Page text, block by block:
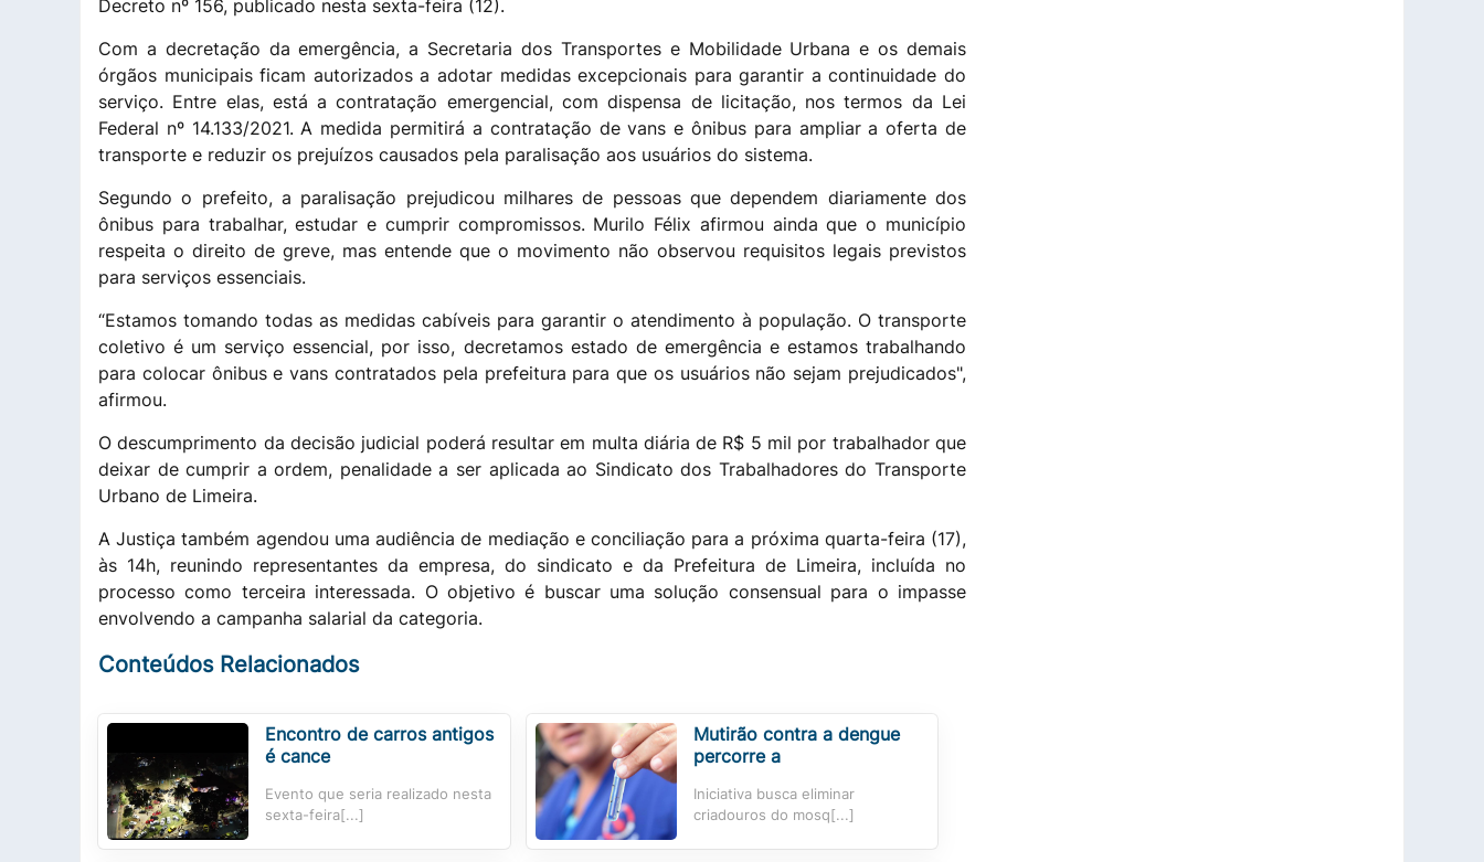
Decreto nº 156, publicado nesta sexta-feira (12).
Com a decretação da emergência, a Secretaria dos Transportes e Mobilidade Urbana e os demais
órgãos municipais ficam autorizados a adotar medidas excepcionais para garantir a continuidade do
serviço. Entre elas, está a contratação emergencial, com dispensa de licitação, nos termos da Lei
Federal nº 14.133/2021. A medida permitirá a contratação de vans e ônibus para ampliar a oferta de
transporte e reduzir os prejuízos causados pela paralisação aos usuários do sistema.
Segundo o prefeito, a paralisação prejudicou milhares de pessoas que dependem diariamente dos
ônibus para trabalhar, estudar e cumprir compromissos. Murilo Félix afirmou ainda que o município
respeita o direito de greve, mas entende que o movimento não observou requisitos legais previstos
para serviços essenciais.
“Estamos tomando todas as medidas cabíveis para garantir o atendimento à população. O transporte
coletivo é um serviço essencial, por isso, decretamos estado de emergência e estamos trabalhando
para colocar ônibus e vans contratados pela prefeitura para que os usuários não sejam prejudicados",
afirmou.
O descumprimento da decisão judicial poderá resultar em multa diária de R$ 5 mil por trabalhador que
deixar de cumprir a ordem, penalidade a ser aplicada ao Sindicato dos Trabalhadores do Transporte
Urbano de Limeira.
A Justiça também agendou uma audiência de mediação e conciliação para a próxima quarta-feira (17),
às 14h, reunindo representantes da empresa, do sindicato e da Prefeitura de Limeira, incluída no
processo como terceira interessada. O objetivo é buscar uma solução consensual para o impasse
envolvendo a campanha salarial da categoria.
Conteúdos Relacionados
Encontro de carros antigos
é cance
Evento que seria realizado nesta
sexta-feira[...]
Mutirão contra a dengue
percorre a
Iniciativa busca eliminar
criadouros do mosq[...]